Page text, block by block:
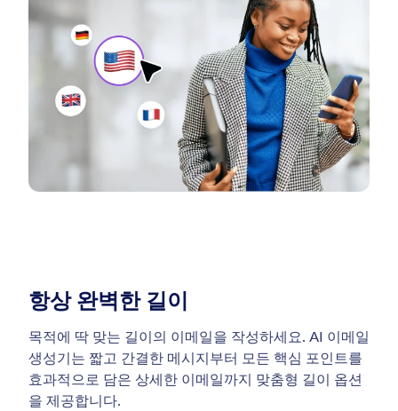
항상 완벽한 길이
목적에 딱 맞는 길이의 이메일을 작성하세요. AI 이메일
생성기는 짧고 간결한 메시지부터 모든 핵심 포인트를
효과적으로 담은 상세한 이메일까지 맞춤형 길이 옵션
을 제공합니다.